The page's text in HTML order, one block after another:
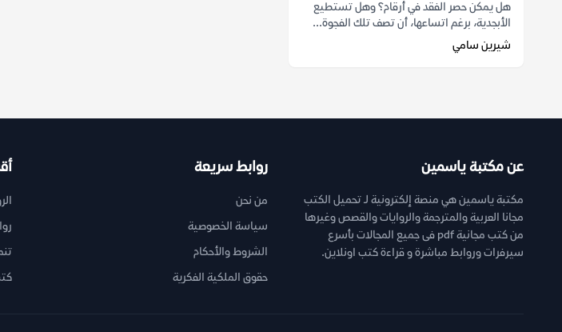
هل يمكن حصر الفقد في أرقام؟ وهل تستطيع
الأبجدية، برغم اتساعها، أن تصف تلك الفجوة...
شيرين سامي
عن مكتبة ياسمين
مكتبة ياسمين هي منصة إلكترونية لـ تحميل الكتب
مجانا العربية والمترجمة والروايات والقصص وغيرها
من كتب مجانية pdf فى جميع المجالات بأسرع
سيرفرات وروابط مباشرة و قراءة كتب اونلاين.
روابط سريعة
من نحن
سياسة الخصوصية
الشروط والأحكام
حقوق الملكية الفكرية